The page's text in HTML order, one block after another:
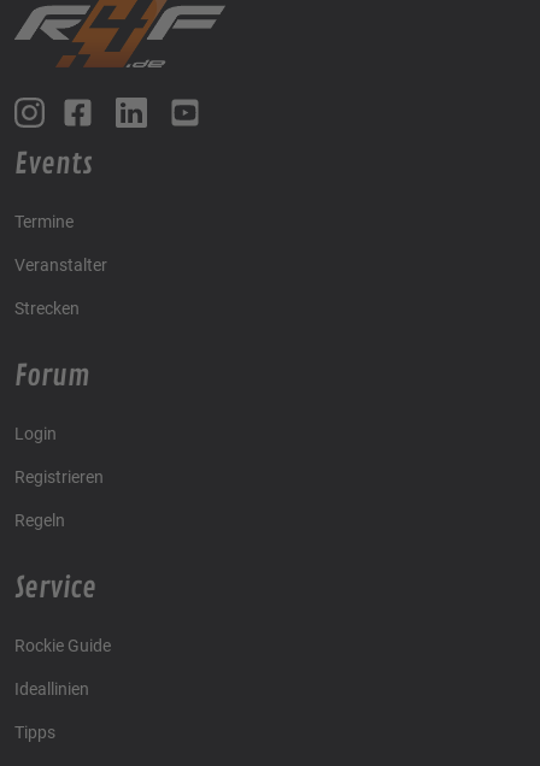
Events
Termine
Veranstalter
Strecken
Forum
Login
Registrieren
Regeln
Service
Rockie Guide
Ideallinien
Tipps